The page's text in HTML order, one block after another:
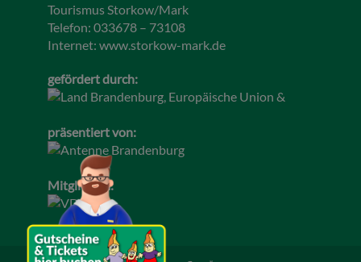
Tourismus Storkow/Mark
Telefon: 033678 – 73108
Internet: www.storkow-mark.de
gefördert durch:
präsentiert von:
Mitglied im: